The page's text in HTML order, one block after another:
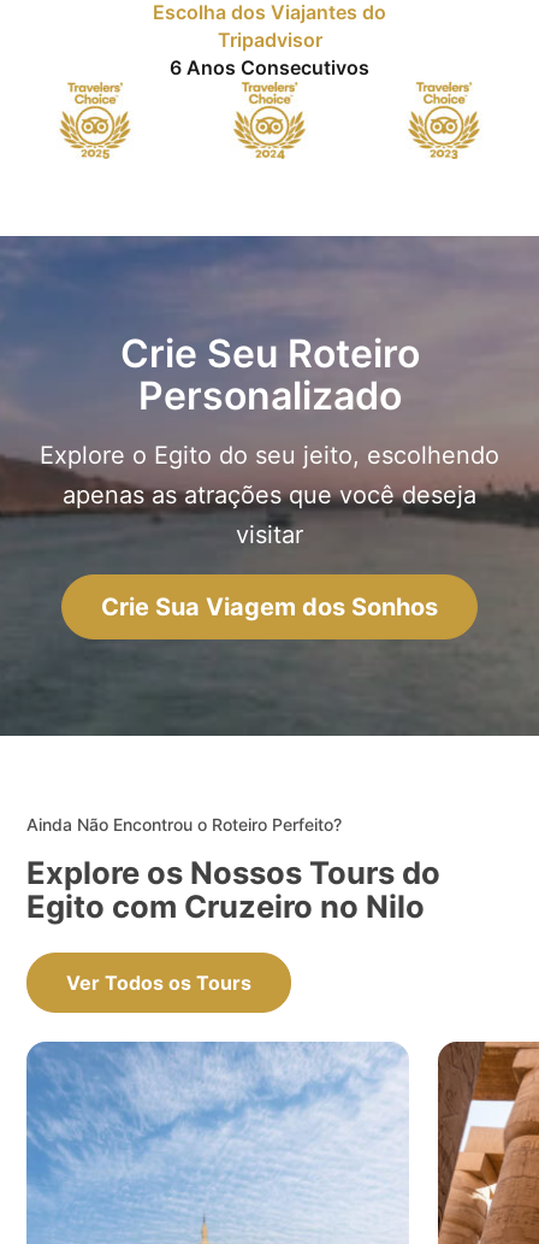
Escolha dos Viajantes do
Tripadvisor
6 Anos Consecutivos
Crie Seu Roteiro
Personalizado
Explore o Egito do seu jeito, escolhendo
apenas as atrações que você deseja
visitar
Crie Sua Viagem dos Sonhos
Ainda Não Encontrou o Roteiro Perfeito?
Explore os Nossos Tours do
Egito com Cruzeiro no Nilo
Ver Todos os Tours